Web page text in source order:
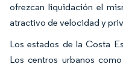
ofrezcan liquidación el
atractivo de velocidad y
Los estados de la Costa
Los centros urbanos